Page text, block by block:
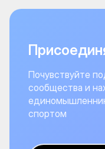
Почувствуйте
сообщества и
спортом